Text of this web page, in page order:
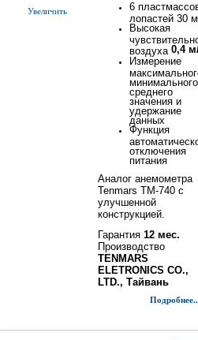
Увеличить
6
лопастей 30
Высокая
воздуха 0,4
Измерение
среднего
значения и
удержание
данных
Функция
отключения
питания
Аналог анемометра
Tenmars TM-740 с
улучшенной
конструкцией.
Гарантия 12 мес.
Производство
TENMARS
ELETRONICS CO.,
LTD., Тайвань